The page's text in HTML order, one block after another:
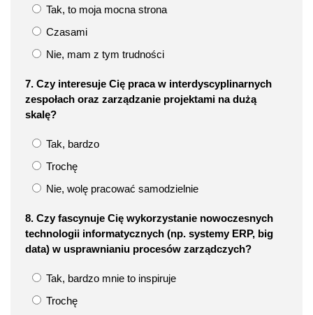
Tak, to moja mocna strona
Czasami
Nie, mam z tym trudności
7. Czy interesuje Cię praca w interdyscyplinarnych
zespołach oraz zarządzanie projektami na dużą
skalę?
Tak, bardzo
Trochę
Nie, wolę pracować samodzielnie
8. Czy fascynuje Cię wykorzystanie nowoczesnych
technologii informatycznych (np. systemy ERP, big
data) w usprawnianiu procesów zarządczych?
Tak, bardzo mnie to inspiruje
Trochę